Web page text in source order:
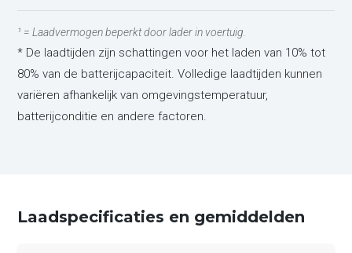
¹ = Laadvermogen beperkt door lader in voertuig.
* De laadtijden zijn schattingen voor het laden van 10% tot
80% van de batterijcapaciteit. Volledige laadtijden kunnen
variëren afhankelijk van omgevingstemperatuur,
batterijconditie en andere factoren.
Laadspecificaties en gemiddelden